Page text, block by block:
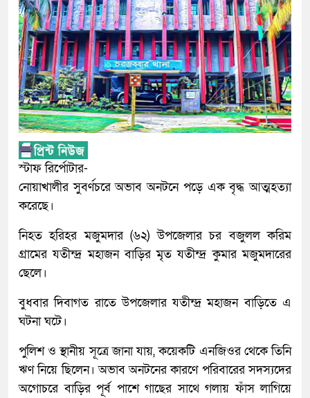
স্টাফ রির্পোটার-
নোয়াখালীর সুবর্ণচরে অভাব অনটনে পড়ে এক বৃদ্ধ আত্মহত্যা
করেছে।
নিহত হরিহর মজুমদার (৬২) উপজেলার চর বজুলল করিম
গ্রামের যতীন্দ্র মহাজন বাড়ির মৃত যতীন্দ্র কুমার মজুমদারের
ছেলে।
বুধবার দিবাগত রাতে উপজেলার যতীন্দ্র মহাজন বাড়িতে এ
ঘটনা ঘটে।
পুলিশ ও স্থানীয় সূত্রে জানা যায়, কয়েকটি এনজিওর থেকে তিনি
ঋণ নিয়ে ছিলেন। অভাব অনটনের কারণে পরিবারের সদস্যদের
অগোচরে বাড়ির পূর্ব পাশে গাছের সাথে গলায় ফাঁস লাগিয়ে